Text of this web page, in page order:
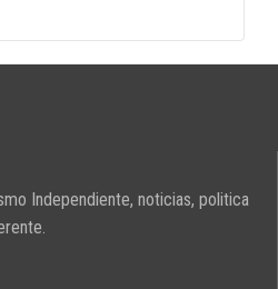
Independiente, noticias, politica